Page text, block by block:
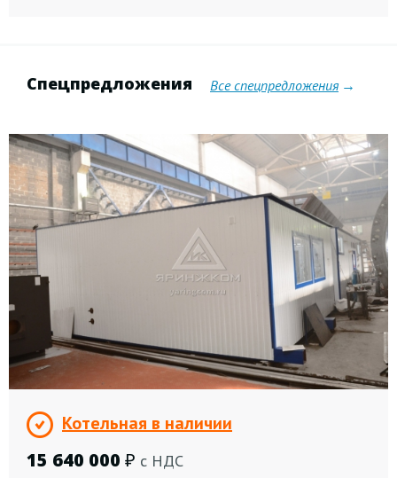
Спецпредложения Все спецпредложения
Котельная в наличии
15 640 000 ₽ с НДС